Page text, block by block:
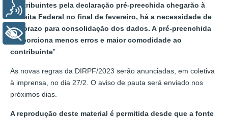
contribuintes pela declaração pré-preechida chegarão à
Receita Federal no final de fevereiro, há a necessidade de
um prazo para consolidação dos dados. A pré-preenchida
proporciona menos erros e maior comodidade ao
contribuinte”.
As novas regras da DIRPF/2023 serão anunciadas, em coletiva
à imprensa, no dia 27/2. O aviso de pauta será enviado nos
próximos dias.
A reprodução deste material é permitida desde que a fonte
Voz
+ Acessibilidade